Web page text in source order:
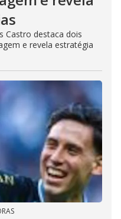
Castro destaca dois
e revela estratégia